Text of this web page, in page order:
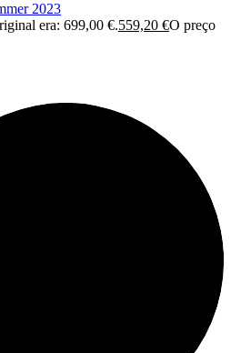
2023
era: 699,00 €.559,20 €O preço